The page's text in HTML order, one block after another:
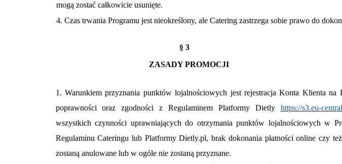
mogą zostać całkowicie usunięte.
4. Czas trwania Programu jest nieokreślony, ale Catering zastrzega sobie prawo do
§ 3
ZASADY PROMOCJI
1. Warunkiem przyznania punktów lojalnościowych jest rejestracja Konta Klienta
poprawności oraz zgodności z Regulaminem Platformy Dietly https://s3.eu-
wszystkich czynności uprawniających do otrzymania punktów lojalnościowych w
Regulaminu Cateringu lub Platformy Dietly.pl, brak dokonania płatności online czy
zostaną anulowane lub w ogóle nie zostaną przyznane.